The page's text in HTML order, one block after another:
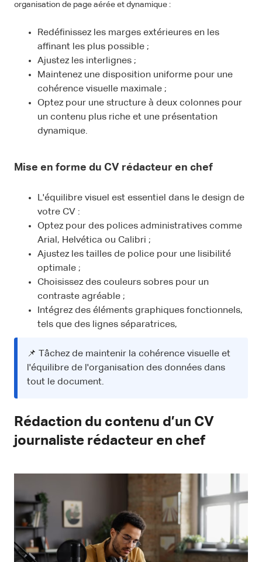
organisation de page aérée et dynamique :
Redéfinissez les marges extérieures en les
affinant les plus possible ;
Ajustez les interlignes ;
Maintenez une disposition uniforme pour une
cohérence visuelle maximale ;
Optez pour une structure à deux colonnes pour
un contenu plus riche et une présentation
dynamique.
Mise en forme du CV rédacteur en chef
L'équilibre visuel est essentiel dans le design de
votre CV :
Optez pour des polices administratives comme
Arial, Helvética ou Calibri ;
Ajustez les tailles de police pour une lisibilité
optimale ;
Choisissez des couleurs sobres pour un
contraste agréable ;
Intégrez des éléments graphiques fonctionnels,
tels que des lignes séparatrices,
📌 Tâchez de maintenir la cohérence visuelle et
l'équilibre de l'organisation des données dans
tout le document.
Rédaction du contenu d’un CV
journaliste rédacteur en chef